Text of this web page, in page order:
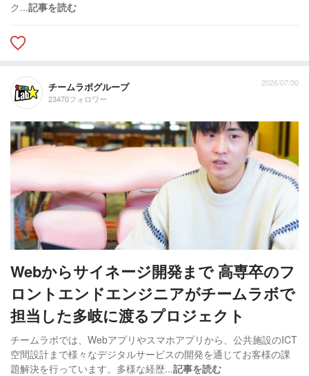
ク...記事を読む
チームラボグループ
23470フォロワー
2026/07/30
Webからサイネージ開発まで 高専卒のフ
ロントエンドエンジニアがチームラボで
担当した多岐に渡るプロジェクト
チームラボでは、Webアプリやスマホアプリから、公共施設のICT
空間設計まで様々なデジタルサービスの開発を通じてお客様の課
題解決を行っています。多様な経歴...記事を読む